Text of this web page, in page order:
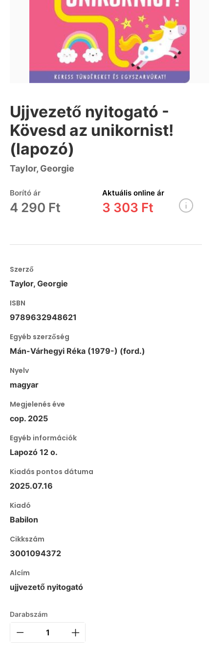
Ujjvezető nyitogató -
Kövesd az unikornist!
(lapozó)
Taylor, Georgie
Borító ár
4 290 Ft
Aktuális online ár
3 303 Ft
Szerző
Taylor, Georgie
ISBN
9789632948621
Egyéb szerzőség
Mán-Várhegyi Réka (1979-) (ford.)
Nyelv
magyar
Megjelenés éve
cop. 2025
Egyéb információk
Lapozó 12 o.
Kiadás pontos dátuma
2025.07.16
Kiadó
Babilon
Cikkszám
3001094372
Alcím
ujjvezető nyitogató
Darabszám